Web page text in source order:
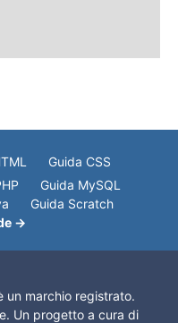
Guida CSS
Guida MySQL
Guida Scratch
→
un marchio registrato.
Un progetto a cura di